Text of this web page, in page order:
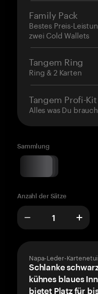
Family Pack
Bestes Preis-
zwei Cold Wallets
Tangem Ring
Ring & 2 Karten
Tangem Profi-Kit
Alles was Du
Sammlung
Anzahl der Sätze
Napa-Leder-
Schlanke
kühnes blaues
bietet Platz für